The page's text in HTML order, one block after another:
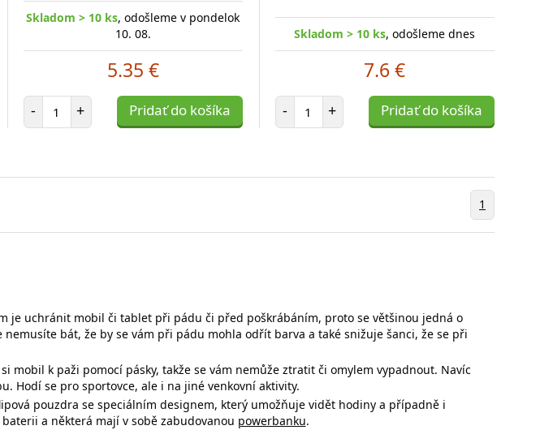
Skladom > 10 ks, odošleme v pondelok
10. 08.
5.35 €
- Počet položiek
+ Pridať do košíka
Skladom > 10 ks, odošleme dnes
7.6 €
- Počet položiek
+ Pridať do košíka
1
je uchránit mobil či tablet při pádu či před poškrábáním, proto se většinou jedná o
bát, že by se vám při pádu mohla odřít barva a také snižuje šanci, že se při
mobil k paži pomocí pásky, takže se vám nemůže ztratit či omylem vypadnout. Navíc
Hodí se pro sportovce, ale i na jiné venkovní aktivity.
pouzdra se speciálním designem, který umožňuje vidět hodiny a případně i
a některá mají v sobě zabudovanou powerbanku.